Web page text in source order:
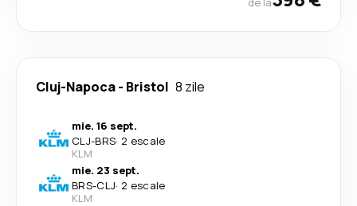
Cluj-Napoca- Bristol 8 zile
mie. 16 sept.
CLJ-BRS· 2 escale
KLM
mie. 23 sept.
BRS-CLJ· 2 escale
KLM